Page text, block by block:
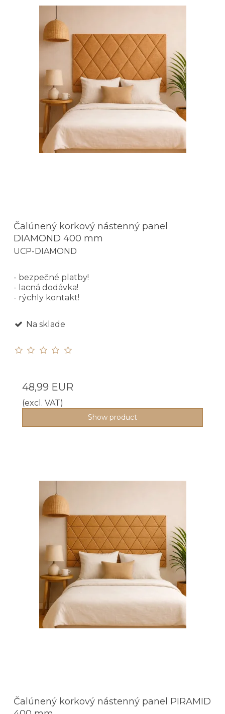
Čalúnený korkový nástenný panel
DIAMOND 400 mm
UCP-DIAMOND
- bezpečné platby!
- lacná dodávka!
- rýchly kontakt!
Na sklade
48,99 EUR
(excl. VAT)
Show product
Čalúnený korkový nástenný panel PIRAMID